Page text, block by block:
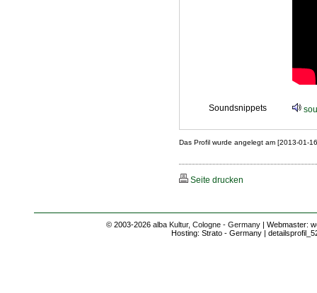
Soundsnippets
Das Profil wurde angelegt am [2013-01-
Seite drucken
© 2003-2026 alba Kultur, Cologne - Germany | Webmaster:
Hosting: Strato - Germany |